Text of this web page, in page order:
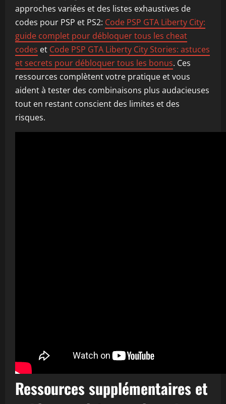
approches variées et des listes exhaustives de
codes pour PSP et PS2: Code PSP GTA Liberty City:
guide complet pour débloquer tous les cheat
codes et Code PSP GTA Liberty City Stories: astuces
et secrets pour débloquer tous les bonus. Ces
ressources complètent votre pratique et vous
aident à tester des combinaisons plus audacieuses
tout en restant conscient des limites et des
risques.
Ressources supplémentaires et